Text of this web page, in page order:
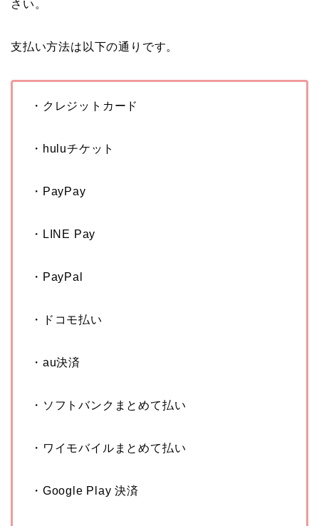
さい。
支払い方法は以下の通りです。
・クレジットカード
・huluチケット
・PayPay
・LINE Pay
・PayPal
・ドコモ払い
・au決済
・ソフトバンクまとめて払い
・ワイモバイルまとめて払い
・Google Play 決済